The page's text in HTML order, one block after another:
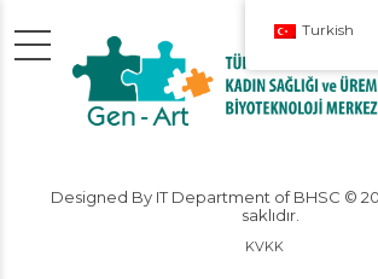
Designed By IT Department of BHSC ©
saklıdır.
KVKK
Turkish